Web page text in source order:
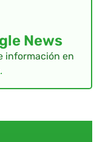
News
información en